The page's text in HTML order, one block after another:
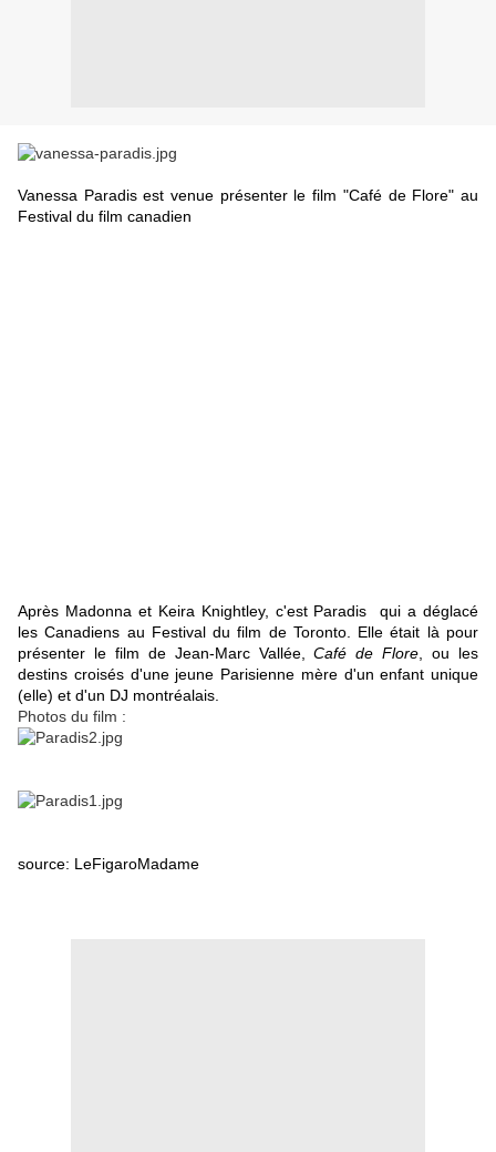
Vanessa Paradis est venue présenter le film "Café de Flore" au
Festival du film canadien
Après Madonna et Keira Knightley, c'est Paradis qui a déglacé
les Canadiens au Festival du film de Toronto. Elle était là pour
présenter le film de Jean-Marc Vallée,Café de Flore , ou les
destins croisés d'une jeune Parisienne mère d'un enfant unique
(elle) et d'un DJ montréalais.
Photos du film :
source: LeFigaroMadame